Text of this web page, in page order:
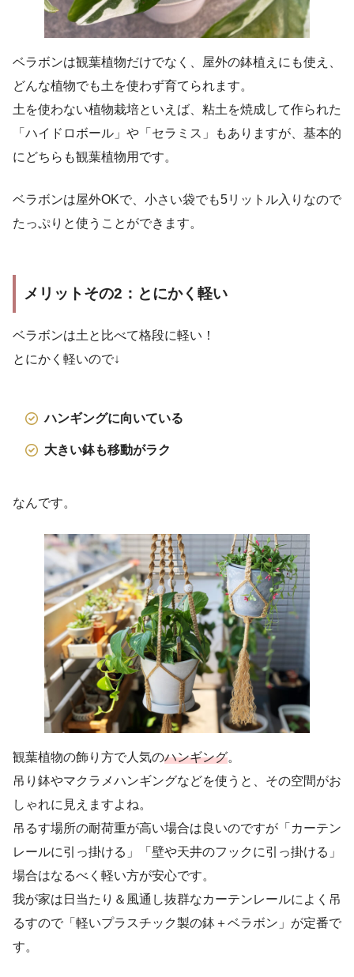
ベラボンは観葉植物だけでなく、屋外の鉢植えにも使え、
どんな植物でも土を使わず育てられます。
土を使わない植物栽培といえば、粘土を焼成して作られた
「ハイドロボール」や「セラミス」もありますが、基本的
にどちらも観葉植物用です。
ベラボンは屋外OKで、小さい袋でも5リットル入りなので
たっぷりと使うことができます。
メリットその2：とにかく軽い
ベラボンは土と比べて格段に軽い！
とにかく軽いので↓
ハンギングに向いている
大きい鉢も移動がラク
なんです。
観葉植物の飾り方で人気のハンギング。
吊り鉢やマクラメハンギングなどを使うと、その空間がお
しゃれに見えますよね。
吊るす場所の耐荷重が高い場合は良いのですが「カーテン
レールに引っ掛ける」「壁や天井のフックに引っ掛ける」
場合はなるべく軽い方が安心です。
我が家は日当たり＆風通し抜群なカーテンレールによく吊
るすので「軽いプラスチック製の鉢＋ベラボン」が定番で
す。